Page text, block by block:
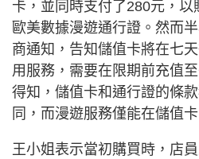
卡，並同時支付了280元，
歐美數據漫遊通行證。然而
商通知，告知儲值卡將在七
用服務，需要在限期前充值
得知，儲值卡和通行證的條
同，而漫遊服務僅能在儲值
王小姐表示當初購買時，店